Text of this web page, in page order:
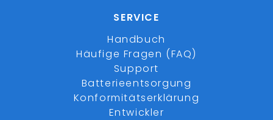
SERVICE
Handbuch
Häufige Fragen (FAQ)
Support
Batterieentsorgung
Konformitätserklärung
Entwickler